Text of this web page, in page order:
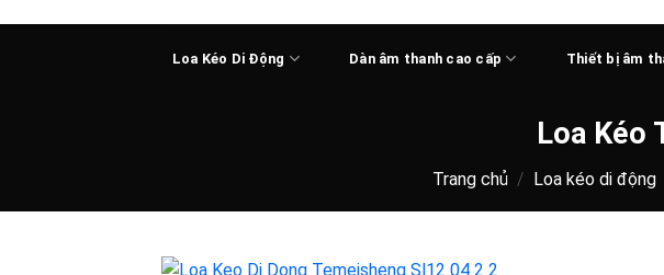
Loa Kéo Di Động Dàn âm thanh cao cấp Thiết bị âm
Loa Kéo
Trang chủ / Loa kéo di động